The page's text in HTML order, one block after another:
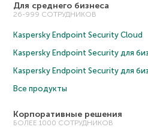
Для среднего бизнеса
26-999 СОТРУДНИКОВ
Kaspersky Endpoint Security Cloud
Kaspersky Endpoint Security для
Kaspersky Endpoint Security для
Все продукты
Корпоративные решения
БОЛЕЕ 1000 СОТРУДНИКОВ